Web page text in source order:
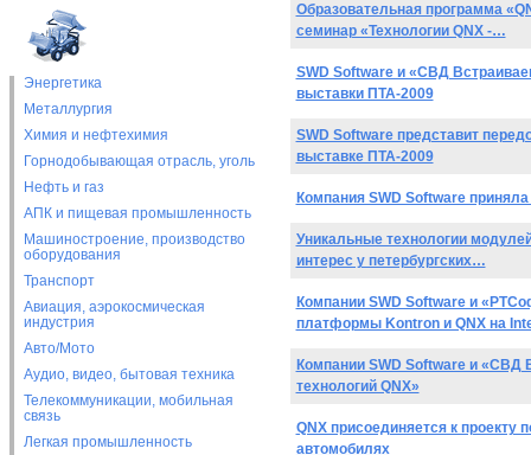
Энергетика
Металлургия
Химия и нефтехимия
Горнодобывающая отрасль, уголь
Нефть и газ
АПК и пищевая промышленность
Машиностроение, производство
оборудования
Транспорт
Авиация, аэрокосмическая
индустрия
Авто/Мото
Аудио, видео, бытовая техника
Телекоммуникации, мобильная
связь
Легкая промышленность
Образовательная программа
семинар «Технологии QNX -…
SWD Software и «СВД
выставки ПТА-2009
SWD Software представит
выставке ПТА-2009
Компания SWD Software
Уникальные технологии
интерес у петербургских…
Компании SWD Software и
платформы Kontron и QNX на
Компании SWD Software и «СВД
технологий QNX»
QNX присоединяется к проекту
автомобилях